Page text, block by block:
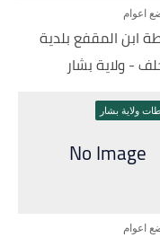
اعوام
ابن المقفع بلدية
- ولاية بشار
ولاية بشار
اعوام